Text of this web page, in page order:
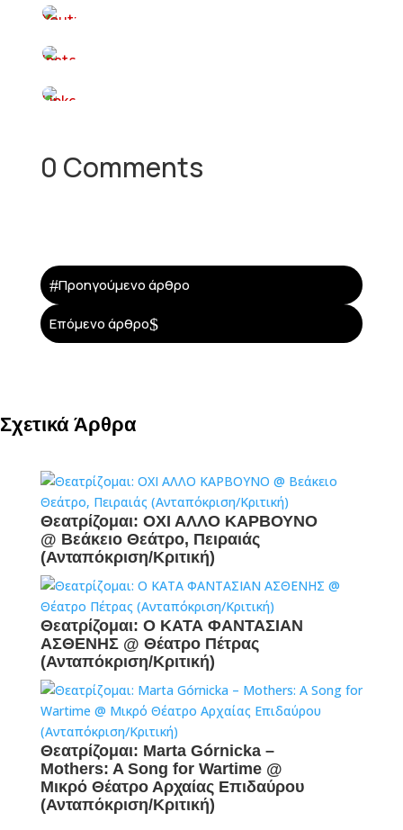
0 Comments
#Προηγούμενο άρθρο
Επόμενο άρθρο$
Σχετικά Άρθρα
Θεατρίζομαι: ΟΧΙ ΑΛΛΟ ΚΑΡΒΟΥΝΟ
@ Βεάκειο Θεάτρο, Πειραιάς
(Ανταπόκριση/Κριτική)
Θεατρίζομαι: Ο ΚΑΤΑ ΦΑΝΤΑΣΙΑΝ
ΑΣΘΕΝΗΣ @ Θέατρο Πέτρας
(Ανταπόκριση/Κριτική)
Θεατρίζομαι: Marta Górnicka –
Mothers: A Song for Wartime @
Μικρό Θέατρο Αρχαίας Επιδαύρου
(Ανταπόκριση/Κριτική)